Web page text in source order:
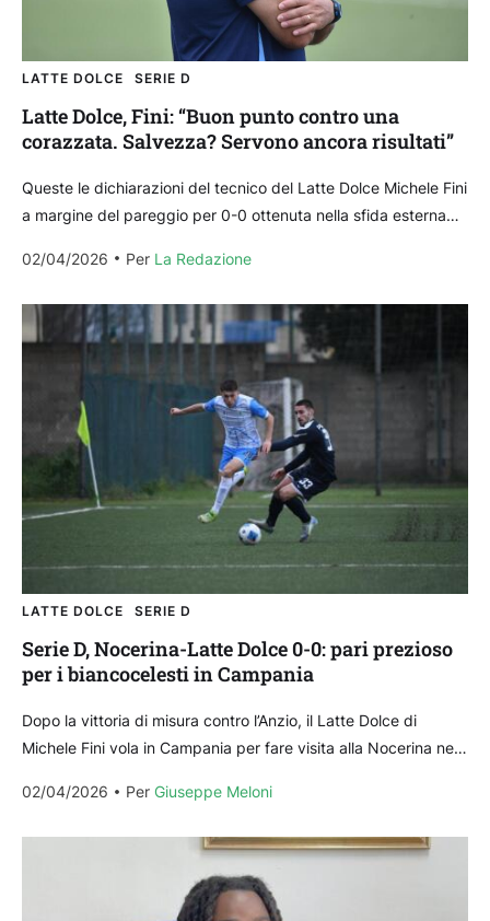
LATTE DOLCE SERIE D
Latte Dolce, Fini: “Buon punto contro una
corazzata. Salvezza? Servono ancora risultati”
Queste le dichiarazioni del tecnico del Latte Dolce Michele Fini
a margine del pareggio per 0-0 ottenuta nella sfida esterna
02/04/2026
Per La Redazione
LATTE DOLCE SERIE D
Serie D, Nocerina-Latte Dolce 0-0: pari prezioso
per i biancocelesti in Campania
Dopo la vittoria di misura contro l’Anzio, il Latte Dolce di
Michele Fini vola in Campania per fare visita alla Nocerina nel
02/04/2026
Per Giuseppe Meloni